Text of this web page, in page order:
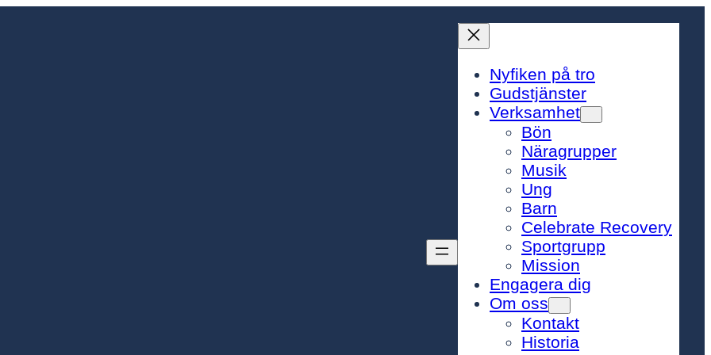
Nyfiken på tro
Gudstjänster
Verksamhet
Bön
Näragrupper
Musik
Ung
Barn
Celebrate Recovery
Sportgrupp
Mission
Engagera dig
Om oss
Kontakt
Historia